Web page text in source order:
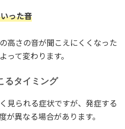
った音
高さの音が聞こえにくくなった
って変わります。
るタイミング
見られる症状ですが、発症する
が異なる場合があります。